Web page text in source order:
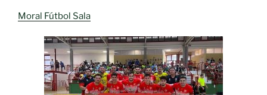
Moral Fútbol Sala